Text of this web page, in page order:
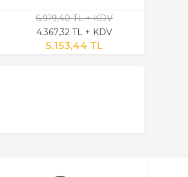
6.919,40 TL + KDV
4.367,32 TL + KDV
5.153,44 TL